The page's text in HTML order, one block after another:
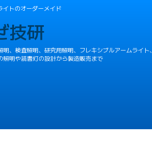
イトのオーダーメイド
技研
明、検査照明、研究用照明、フレキシブルアームライト、
照明や読書灯の設計から製造販売まで